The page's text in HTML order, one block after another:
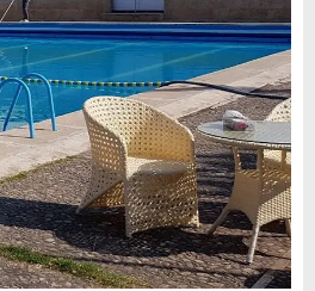
[search_hotel]
محبوب
ترین
ها